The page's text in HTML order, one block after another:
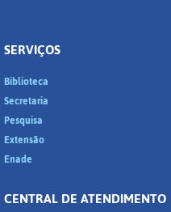
SERVIÇOS
Biblioteca
Secretaria
Pesquisa
Extensão
Enade
CENTRAL DE ATENDIMENTO